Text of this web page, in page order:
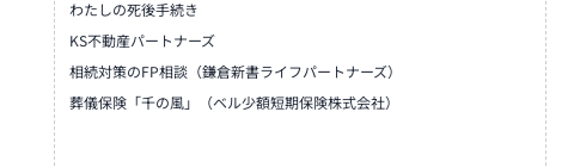
わたしの死後手続き
KS不動産パートナーズ
相続対策のFP相談（鎌倉新書ライフパートナーズ）
葬儀保険「千の風」（ベル少額短期保険株式会社）